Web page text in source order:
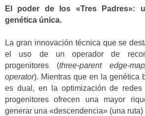
El poder de los «Tres Padres»:
genética única.
La gran innovación técnica que se
el uso de un operador de
progenitores (three-parent edge-
operator). Mientras que en la genética
es dual, en la optimización de redes
progenitores ofrecen una mayor
generar una «descendencia» (una ruta)